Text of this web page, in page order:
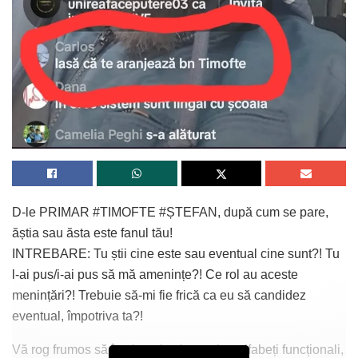
condiţionat, în cadrul unei noi ierarhii interne inchise,
instalându-l în calitatea dezirabilă de om şi cetăţean.
Egalitatea reală a membrilor masoni este însă una
selectiv elitistă, dacă nu cumva chiar «aristocratică»
independentă de diferenţele de condiţie socială, dar
respectându-le. de frica de a nu fi eliminat fizic.
De asemenea, (Franc)Masoneria şi-a avut propriul sistem
D-le PRIMAR #TIMOFTE #ȘTEFAN, după cum se pare,
ăștia sau ăsta este fanul tău!
INTREBARE: Tu știi cine este sau eventual cine sunt?! Tu
l-ai pus/i-ai pus să mă amenințe?! Ce rol au aceste
menințări?! Trebuie să-mi fie frică ca eu să candidez
eventual, împotriva ta?!
Vă rog frumos să înțelegeți toți acești analfabeți funcționali,